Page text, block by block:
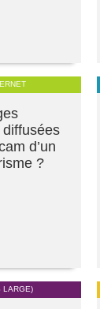
d’un
?
LARGE)